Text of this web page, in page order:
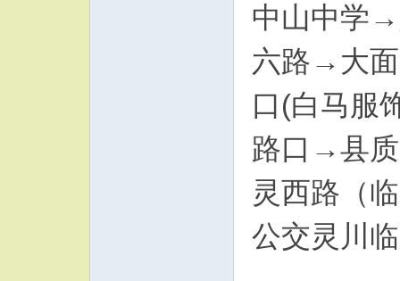
中山中学
六路→大
口(白马
路口→县
灵西路（
公交灵川